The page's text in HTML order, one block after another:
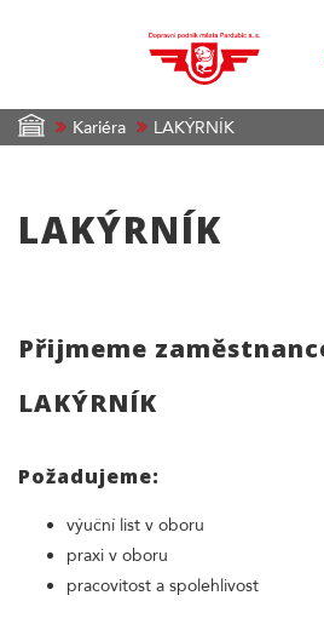
Kariéra LAKÝRNÍK
LAKÝRNÍK
Přijmeme
LAKÝRNÍK
Požadujeme:
výuční list v oboru
praxi v oboru
pracovitost a spolehlivost